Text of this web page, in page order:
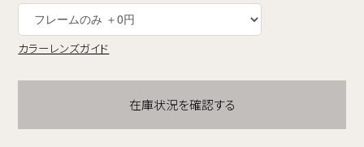
カラーレンズガイド
在庫状況を確認する